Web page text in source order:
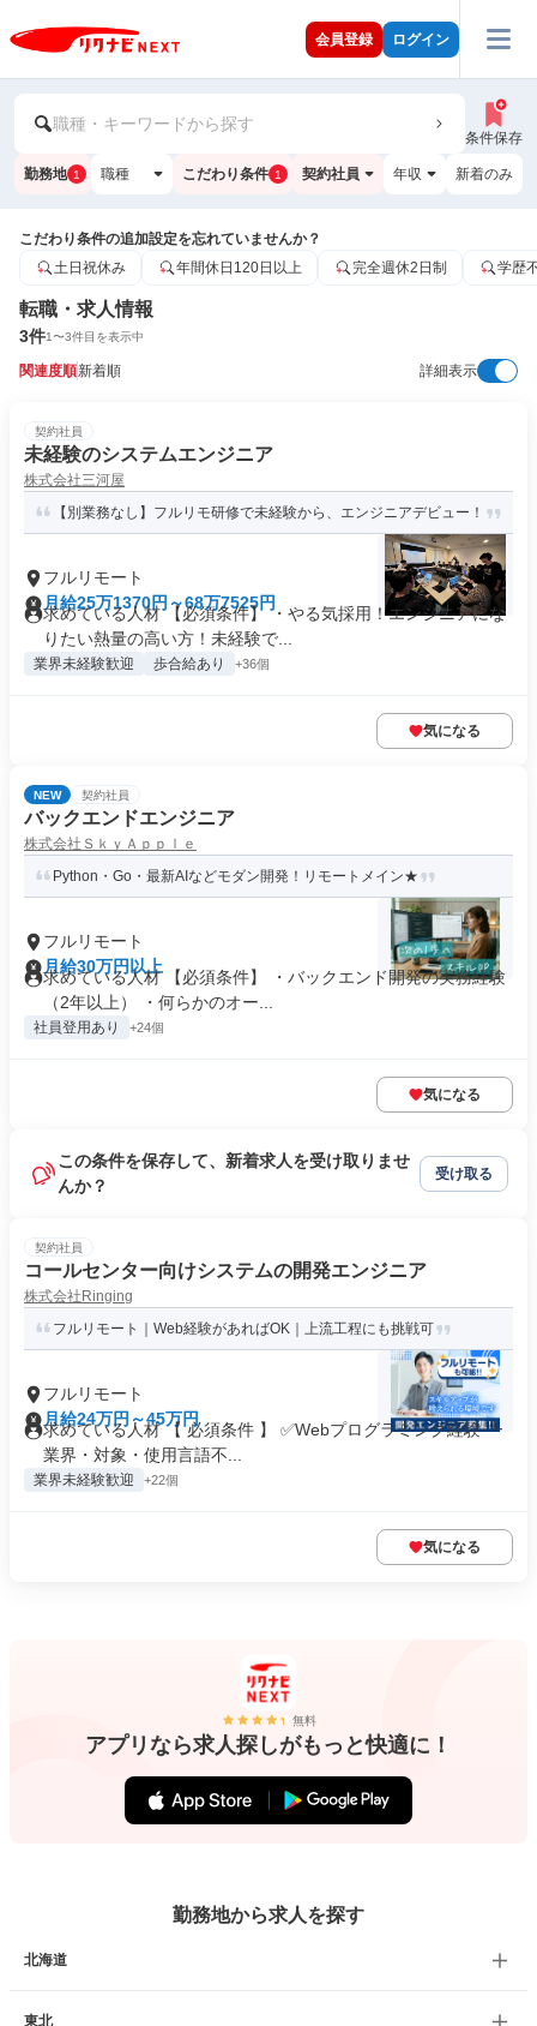
会員登録 ログイン
職種・キーワードから探す
条件保存
勤務地 1 職種 こだわり条件 1 契約社員 年収 新着のみ
こだわり条件の追加設定を忘れていませんか？
土日祝休み
年間休日120日以上 完全週休2日制 学歴
転職・求人情報
3件1〜3件目を表示中
関連度順新着順 詳細表示
契約社員
未経験のシステムエンジニア
株式会社三河屋
【別業務なし】フルリモ研修で未経験から、エンジニアデビュー！
フルリモート
月給25万1370円～68万7525円
求めている人材 【必須条件】 ・やる気採用！エンジニアにな
りたい熱量の高い方！未経験で...
業界未経験歓迎 歩合給あり +36個
気になる
NEW 契約社員
バックエンドエンジニア
株式会社ＳｋｙＡｐｐｌｅ
Python・Go・最新AIなどモダン開発！リモートメイン★
フルリモート
月給30万円以上
求めている人材 【必須条件】 ・バックエンド開発の実務経験
（2年以上） ・何らかのオー...
社員登用あり +24個
気になる
この条件を保存して、新着求人を受け取りませ
んか？
受け取る
契約社員
コールセンター向けシステムの開発エンジニア
株式会社Ringing
フルリモート｜Web経験があればOK｜上流工程にも挑戦可
フルリモート
月給24万円～45万円
求めている人材 【 必須条件 】 ✅Webプログラミング経験 ┗
業界・対象・使用言語不...
業界未経験歓迎 +22個
気になる
無料
アプリなら求人探しがもっと快適に！
勤務地から求人を探す
北海道
東北